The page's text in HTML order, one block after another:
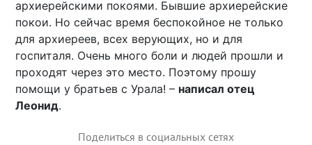
архиерейскими покоями. Бывшие архиерейские
покои. Но сейчас время беспокойное не только
для архиереев, всех верующих, но и для
госпиталя. Очень много боли и людей прошли и
проходят через это место. Поэтому прошу
помощи у братьев с Урала! – написал отец
Леонид.
Поделиться в социальных сетях